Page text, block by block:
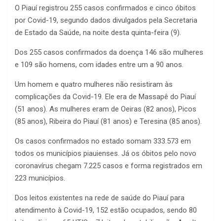
O Piauí registrou 255 casos confirmados e cinco óbitos
por Covid-19, segundo dados divulgados pela Secretaria
de Estado da Saúde, na noite desta quinta-feira (9).
Dos 255 casos confirmados da doença 146 são mulheres
e 109 são homens, com idades entre um a 90 anos.
Um homem e quatro mulheres não resistiram às
complicações da Covid-19. Ele era de Massapê do Piauí
(51 anos). As mulheres eram de Oeiras (82 anos), Picos
(85 anos), Ribeira do Piauí (81 anos) e Teresina (85 anos).
Os casos confirmados no estado somam 333.573 em
todos os municípios piauienses. Já os óbitos pelo novo
coronavírus chegam 7.225 casos e forma registrados em
223 municípios.
Dos leitos existentes na rede de saúde do Piauí para
atendimento à Covid-19, 152 estão ocupados, sendo 80